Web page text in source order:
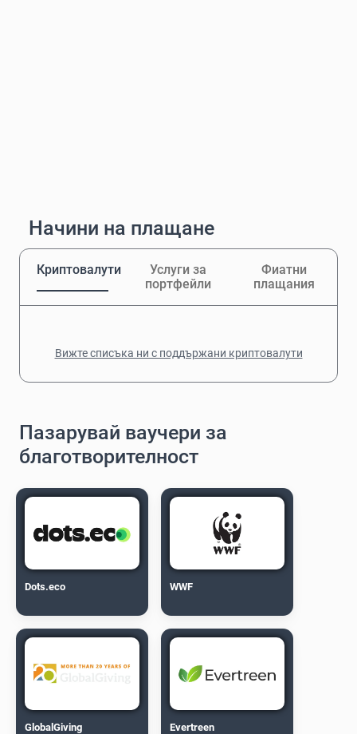
Начини на плащане
Криптовалути
Услуги за
портфейли
Фиатни
плащания
Вижте списъка ни с поддържани криптовалути
Пазарувай ваучери за
благотворителност
Dots.eco WWF
GlobalGiving Evertreen